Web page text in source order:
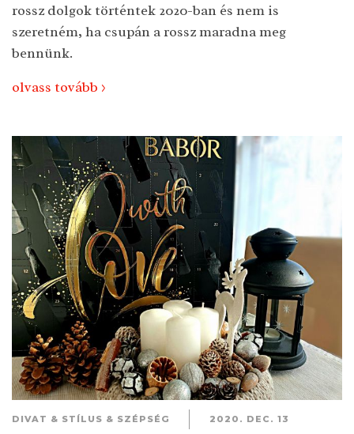
rossz dolgok történtek 2020-ban és nem is
szeretném, ha csupán a rossz maradna meg
bennünk.
olvass tovább >
DIVAT & STÍLUS & SZÉPSÉG 2020. DEC. 13